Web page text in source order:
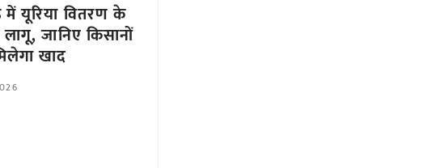
में यूरिया वितरण के
जानिए किसानों
खाद